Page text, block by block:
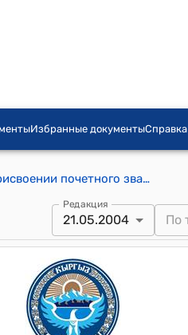
Избранные документыСправка
Указ Президента КР от 21 мая 2004 года УП № 170 "О присвоении почетного звания "Заслуженный экономист Кыргызской Республики" Турусбекову К.К."
Редакция
21.05.2004